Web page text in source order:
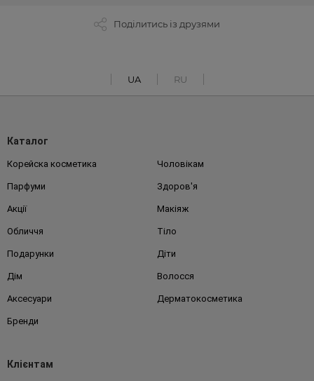
Поділитись із друзями
UA RU
Каталог
Корейска косметика Чоловікам
Парфуми Здоров'я
Акції Макіяж
Обличчя Тіло
Подарунки Діти
Дім Волосся
Аксесуари Дерматокосметика
Бренди
Клієнтам